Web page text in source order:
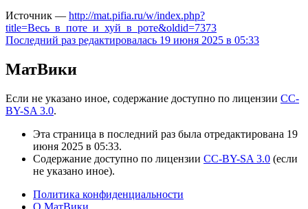
Источник — http://mat.pifia.ru/w/index.php?
title=Весь_в_поте_и_хуй_в_роте&oldid=7373
Последний раз редактировалась 19 июня 2025 в 05:33
МатВики
Если не указано иное, содержание доступно по лицензии CC-
BY-SA 3.0.
Эта страница в последний раз была отредактирована 19
июня 2025 в 05:33.
Содержание доступно по лицензии CC-BY-SA 3.0 (если
не указано иное).
Политика конфиденциальности
О МатВики